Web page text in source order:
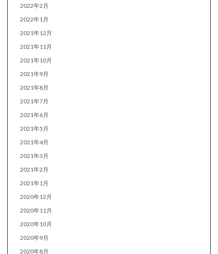
2022年2月
2022年1月
2021年12月
2021年11月
2021年10月
2021年9月
2021年8月
2021年7月
2021年6月
2021年5月
2021年4月
2021年3月
2021年2月
2021年1月
2020年12月
2020年11月
2020年10月
2020年9月
2020年8月